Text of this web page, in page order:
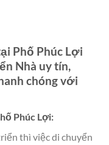
Phố Phúc Lợi
Nhà uy tín,
chóng với
Phúc Lợi:
thì việc di chuyển